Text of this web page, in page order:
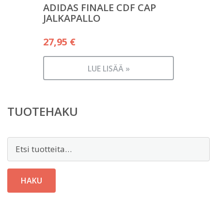
ADIDAS FINALE CDF CAP
JALKAPALLO
27,95 €
LUE LISÄÄ »
TUOTEHAKU
Etsi:
HAKU